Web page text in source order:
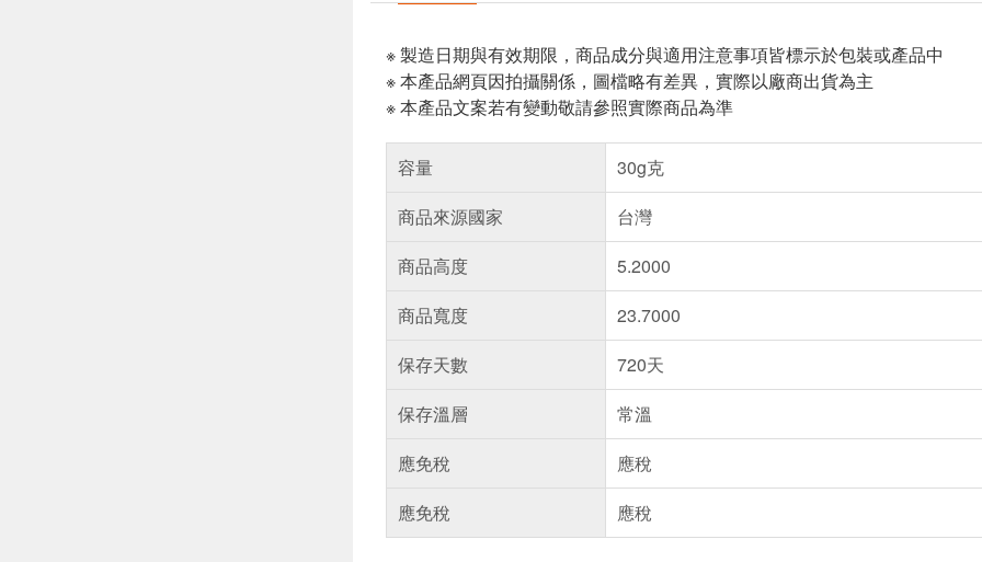
※ 製造日期與有效期限，商品成分與適用注意事項皆標示於包裝或產品中
※ 本產品網頁因拍攝關係，圖檔略有差異，實際以廠商出貨為主
※ 本產品文案若有變動敬請參照實際商品為準
容量
30g克
商品來源國家
台灣
商品高度
5.2000
商品寬度
23.7000
保存天數
720天
保存溫層
常溫
應免稅
應稅
應免稅
應稅